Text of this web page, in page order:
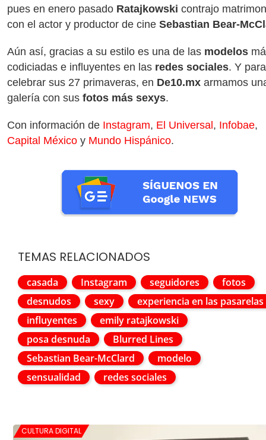
pues en enero pasado Ratajkowski contrajo
con el actor y productor de cine Sebastian Bear-
Aún así, gracias a su estilo es una de las modelos
codiciadas e influyentes en las redes sociales. Y para
celebrar sus 27 primaveras, en De10.mx armamos
galería con sus fotos más sexys.
Con información de Instagram, El Universal , Infobae,
Capital México y Mundo Hispánico.
TEMAS RELACIONADOS
casada Instagram seguidores
fotos
desnudos
sexy
experiencia en las pasarelas
influyentes
emily ratajkowski
posa desnuda
Blurred Lines
Sebastian Bear-McClard
modelo
sensualidad
redes sociales
CULTURA DIGITAL